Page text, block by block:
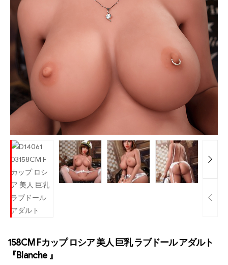
158CM Fカップ ロシア 美人 巨乳 ラブドール アダルト
『Blanche 』